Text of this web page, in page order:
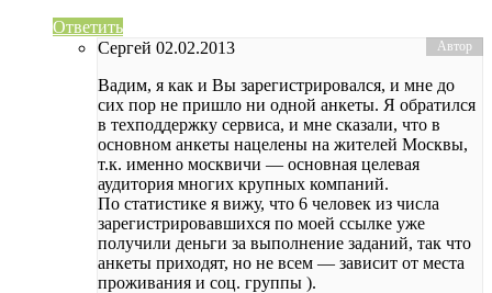
Ответить
Сергей 02.02.2013
Вадим, я как и Вы зарегистрировался, и мне до
сих пор не пришло ни одной анкеты. Я обратился
в техподдержку сервиса, и мне сказали, что в
основном анкеты нацелены на жителей Москвы,
т.к. именно москвичи — основная целевая
аудитория многих крупных компаний.
По статистике я вижу, что 6 человек из числа
зарегистрировавшихся по моей ссылке уже
получили деньги за выполнение заданий, так что
анкеты приходят, но не всем — зависит от места
проживания и соц. группы ).